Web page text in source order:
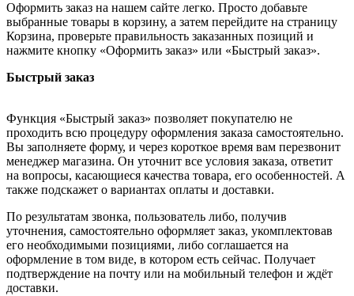
Оформить заказ на нашем сайте легко. Просто добавьте
выбранные товары в корзину, а затем перейдите на страницу
Корзина, проверьте правильность заказанных позиций и
нажмите кнопку «Оформить заказ» или «Быстрый заказ».
Быстрый заказ
Функция «Быстрый заказ» позволяет покупателю не
проходить всю процедуру оформления заказа самостоятельно.
Вы заполняете форму, и через короткое время вам перезвонит
менеджер магазина. Он уточнит все условия заказа, ответит
на вопросы, касающиеся качества товара, его особенностей. А
также подскажет о вариантах оплаты и доставки.
По результатам звонка, пользователь либо, получив
уточнения, самостоятельно оформляет заказ, укомплектовав
его необходимыми позициями, либо соглашается на
оформление в том виде, в котором есть сейчас. Получает
подтверждение на почту или на мобильный телефон и ждёт
доставки.